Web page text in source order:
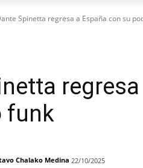
Spinetta regresa a España con su
funk
Chalako Medina 22/10/2025